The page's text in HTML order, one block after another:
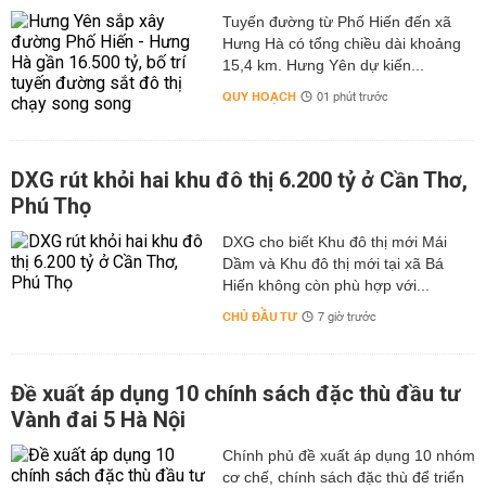
Tuyến đường từ Phố Hiến đến xã
Hưng Hà có tổng chiều dài khoảng
15,4 km. Hưng Yên dự kiến...
QUY HOẠCH 01 phút trước
DXG rút khỏi hai khu đô thị 6.200 tỷ ở Cần Thơ,
Phú Thọ
DXG cho biết Khu đô thị mới Mái
Dầm và Khu đô thị mới tại xã Bá
Hiến không còn phù hợp với...
CHỦ ĐẦU TƯ 7 giờ trước
Đề xuất áp dụng 10 chính sách đặc thù đầu tư
Vành đai 5 Hà Nội
Chính phủ đề xuất áp dụng 10 nhóm
cơ chế, chính sách đặc thù để triển